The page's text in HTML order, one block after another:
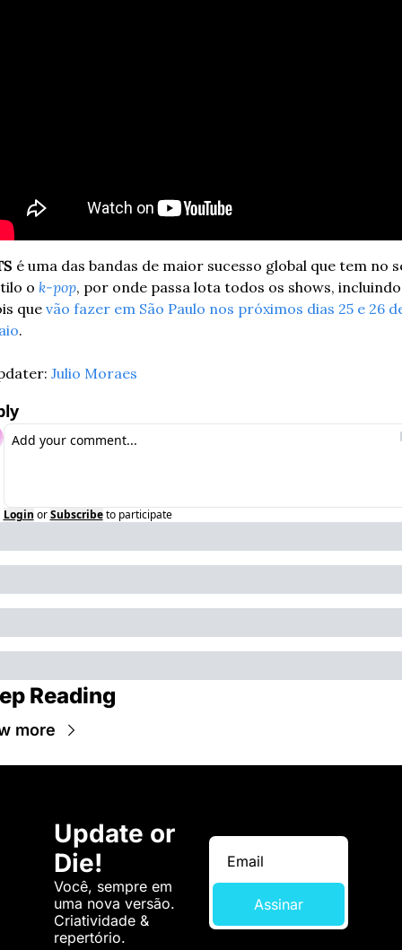
é uma das bandas de maior sucesso global que tem no
o k-pop, por onde passa lota todos os shows, incluindo
que vão fazer em São Paulo nos próximos dias 25 e 26
.
Julio Moraes
Login or Subscribe to participate
Reading
more
Update or
Die!
Você, sempre em
uma nova versão.
Criatividade &
repertório.
Assinar